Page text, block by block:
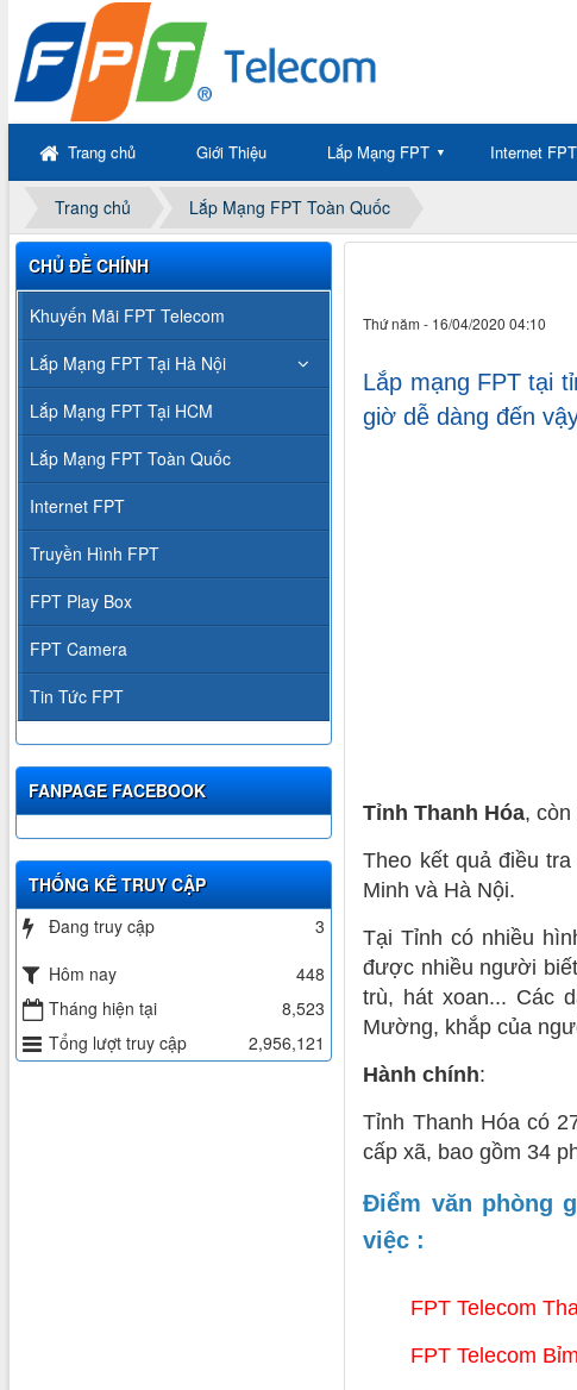
Trang chủ Giới Thiệu Lắp Mạng FPT ▼ Internet FPT
Trang chủ Lắp Mạng FPT Toàn Quốc
Thứ năm - 16/04/2020 04:10
Lắp mạng FPT tại
giờ dễ dàng đến
Tỉnh Thanh Hóa,
Theo kết quả điều
Minh và Hà Nội.
Tại Tỉnh có nhiều
được nhiều người
trù, hát xoan... Các
Mường, khắp của
Hành chính:
Tỉnh Thanh Hóa có
cấp xã, bao gồm 34
Điểm văn phòng
việc :
FPT Telecom
FPT Telecom
CHỦ ĐỀ CHÍNH
Khuyến Mãi FPT Telecom
Lắp Mạng FPT Tại Hà Nội
Lắp Mạng FPT Tại HCM
Lắp Mạng FPT Toàn Quốc
Internet FPT
Truyền Hình FPT
FPT Play Box
FPT Camera
Tin Tức FPT
FANPAGE FACEBOOK
THỐNG KÊ TRUY CẬP
Đang truy cập
3
Hôm nay
448
Tháng hiện tại
8,523
Tổng lượt truy cập
2,956,121